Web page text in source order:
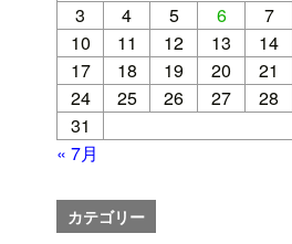
3
4 5 6 7
10
11 12 13 14
17
18 19 20 21
24
25 26 27 28
31
« 7月
カテゴリー